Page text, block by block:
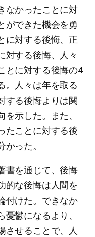
なかったことに対
ができた機会を勇
に対する後悔、正
対する後悔、人々
とに対する後悔の4
。人々は年を取る
する後悔よりは関
示した。また、
たことに対する後
った。
書を通じて、後悔
的な後悔は人間を
付けた。できなか
鬱になるより、
させることで、人